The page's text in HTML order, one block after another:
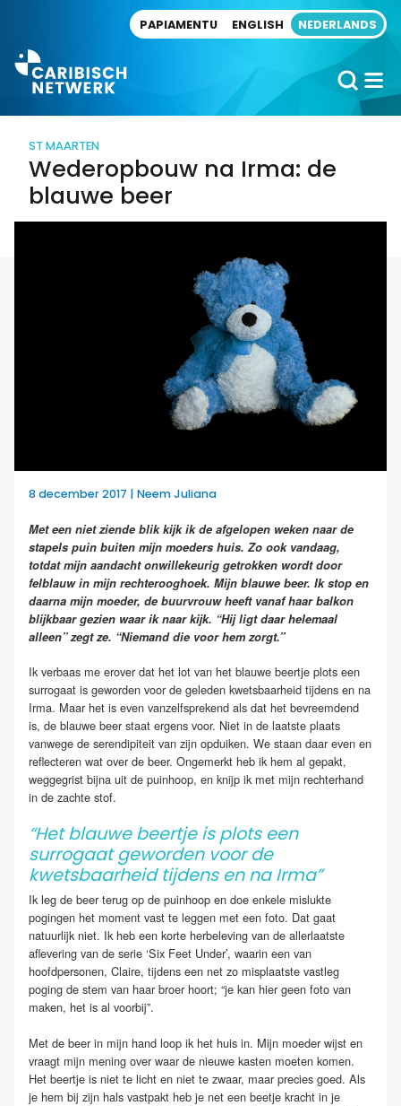
PAPIAMENTU ENGLISH NEDERLANDS
ST MAARTEN
Wederopbouw na Irma: de
blauwe beer
8 december 2017 | Neem Juliana
Met een niet ziende blik kijk ik de afgelopen weken naar de
stapels puin buiten mijn moeders huis. Zo ook vandaag,
totdat mijn aandacht onwillekeurig getrokken wordt door
felblauw in mijn rechterooghoek. Mijn blauwe beer. Ik stop en
daarna mijn moeder, de buurvrouw heeft vanaf haar balkon
blijkbaar gezien waar ik naar kijk. “Hij ligt daar helemaal
alleen” zegt ze. “Niemand die voor hem zorgt.”
Ik verbaas me erover dat het lot van het blauwe beertje plots een
surrogaat is geworden voor de geleden kwetsbaarheid tijdens en na
Irma. Maar het is even vanzelfsprekend als dat het bevreemdend
is, de blauwe beer staat ergens voor. Niet in de laatste plaats
vanwege de serendipiteit van zijn opduiken. We staan daar even en
reflecteren wat over de beer. Ongemerkt heb ik hem al gepakt,
weggegrist bijna uit de puinhoop, en knijp ik met mijn rechterhand
in de zachte stof.
“Het blauwe beertje is plots een
surrogaat geworden voor de
kwetsbaarheid tijdens en na Irma”
Ik leg de beer terug op de puinhoop en doe enkele mislukte
pogingen het moment vast te leggen met een foto. Dat gaat
natuurlijk niet. Ik heb een korte herbeleving van de allerlaatste
aflevering van de serie ‘Six Feet Under’, waarin een van
hoofdpersonen, Claire, tijdens een net zo misplaatste vastleg
poging de stem van haar broer hoort; “je kan hier geen foto van
maken, het is al voorbij”.
Met de beer in mijn hand loop ik het huis in. Mijn moeder wijst en
vraagt mijn mening over waar de nieuwe kasten moeten komen.
Het beertje is niet te licht en niet te zwaar, maar precies goed. Als
je hem bij zijn hals vastpakt heb je net een beetje kracht in je